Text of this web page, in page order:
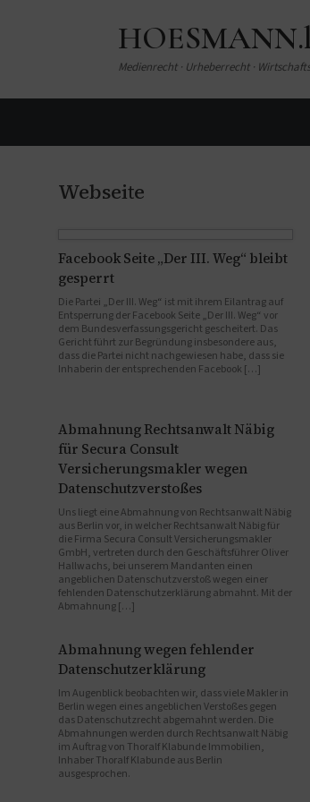
Medienrecht · Urheberrecht ·
Webseite
Facebook Seite „Der III. Weg“ bleibt
gesperrt
Die Partei „Der III. Weg“ ist mit ihrem Eilantrag auf
Entsperrung der Facebook Seite „Der III. Weg“ vor
dem Bundesverfassungsgericht gescheitert. Das
Gericht führt zur Begründung insbesondere aus,
dass die Partei nicht nachgewiesen habe, dass sie
Inhaberin der entsprechenden Facebook […]
Abmahnung Rechtsanwalt Näbig
für Secura Consult
Versicherungsmakler wegen
Datenschutzverstoßes
Uns liegt eine Abmahnung von Rechtsanwalt Näbig
aus Berlin vor, in welcher Rechtsanwalt Näbig für
die Firma Secura Consult Versicherungsmakler
GmbH, vertreten durch den Geschäftsführer Oliver
Hallwachs, bei unserem Mandanten einen
angeblichen Datenschutzverstoß wegen einer
fehlenden Datenschutzerklärung abmahnt. Mit der
Abmahnung […]
Abmahnung wegen fehlender
Datenschutzerklärung
Im Augenblick beobachten wir, dass viele Makler in
Berlin wegen eines angeblichen Verstoßes gegen
das Datenschutzrecht abgemahnt werden. Die
Abmahnungen werden durch Rechtsanwalt Näbig
im Auftrag von Thoralf Klabunde Immobilien,
Inhaber Thoralf Klabunde aus Berlin
ausgesprochen.